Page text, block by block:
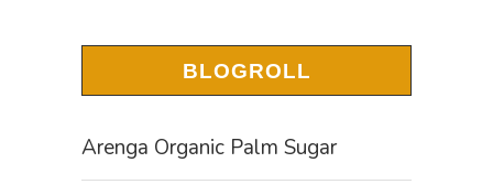
BLOGROLL
Arenga Organic Palm Sugar